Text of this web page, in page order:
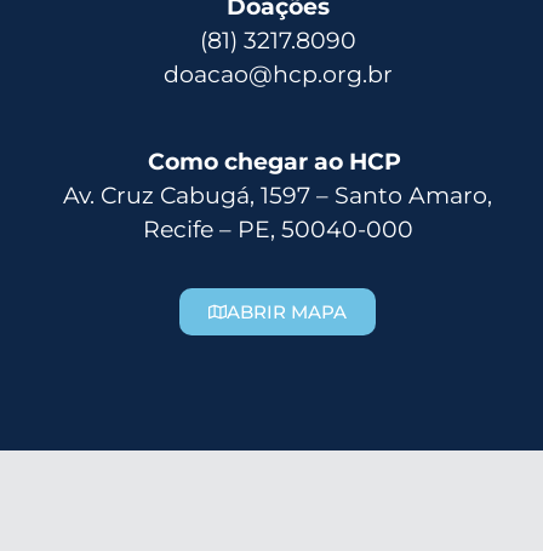
Doações
(81) 3217.8090
doacao@hcp.org.br
Como chegar ao HCP
Av. Cruz Cabugá, 1597 – Santo Amaro,
Recife – PE, 50040-000
ABRIR MAPA